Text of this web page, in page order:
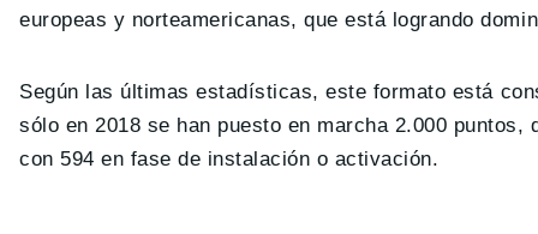
europeas y norteamericanas, que está logrando
Según las últimas estadísticas, este formato está
sólo en 2018 se han puesto en marcha 2.000
con 594 en fase de instalación o activación.